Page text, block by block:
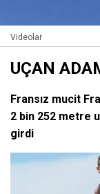
Videolar
UÇAN
Fransız mucit
2 bin 252 metre
girdi